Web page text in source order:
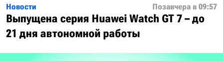
Новости Позавчера в 09:57
Выпущена серия Huawei Watch GT 7 – до
21 дня автономной работы